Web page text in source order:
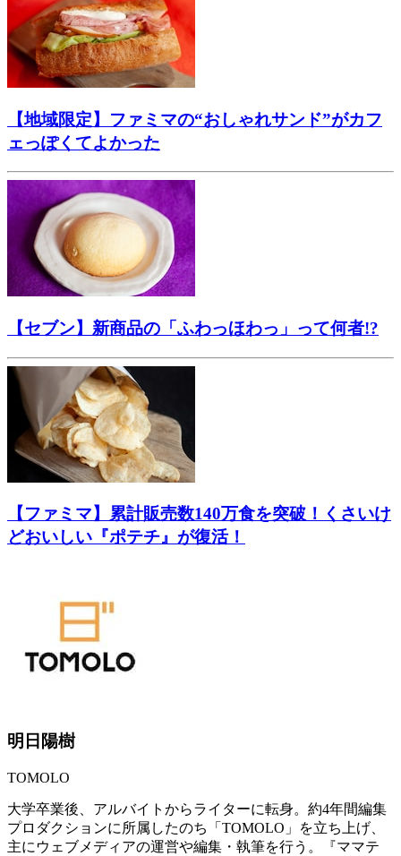
【地域限定】ファミマの“おしゃれサンド”がカフ
ェっぽくてよかった
【セブン】新商品の「ふわっほわっ」って何者!?
【ファミマ】累計販売数140万食を突破！くさいけ
どおいしい『ポテチ』が復活！
明日陽樹
TOMOLO
大学卒業後、アルバイトからライターに転身。約4年間編集
プロダクションに所属したのち「TOMOLO」を立ち上げ、
主にウェブメディアの運営や編集・執筆を行う。『ママテ